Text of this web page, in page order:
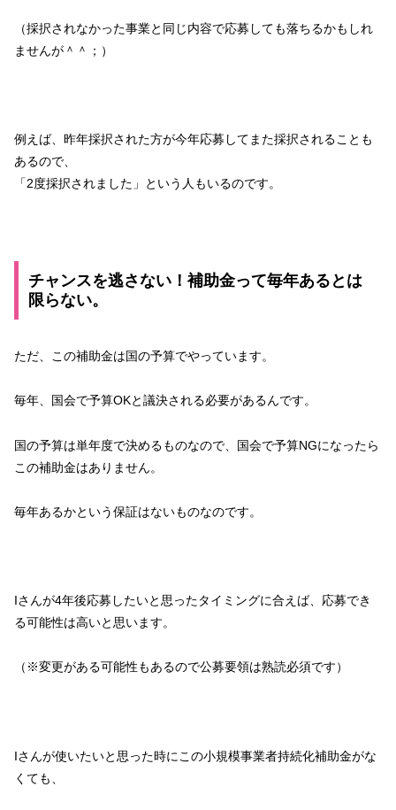
（採択されなかった事業と同じ内容で応募しても落ちるかもしれ
ませんが＾＾；）
例えば、昨年採択された方が今年応募してまた採択されることも
あるので、
「2度採択されました」という人もいるのです。
チャンスを逃さない！補助金って毎年あるとは
限らない。
ただ、この補助金は国の予算でやっています。
毎年、国会で予算OKと議決される必要があるんです。
国の予算は単年度で決めるものなので、国会で予算NGになったら
この補助金はありません。
毎年あるかという保証はないものなのです。
Iさんが4年後応募したいと思ったタイミングに合えば、応募でき
る可能性は高いと思います。
（※変更がある可能性もあるので公募要領は熟読必須です）
Iさんが使いたいと思った時にこの小規模事業者持続化補助金がな
くても、